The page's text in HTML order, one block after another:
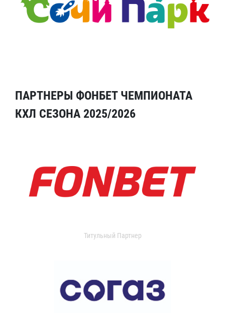
ПАРТНЕРЫ ФОНБЕТ ЧЕМПИОНАТА
КХЛ СЕЗОНА 2025/2026
Титульный Партнер